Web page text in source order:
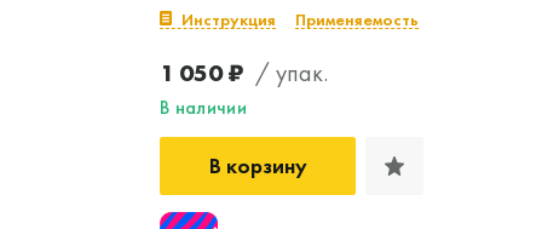
Инструкция Применяемость
1 050 ₽ / упак.
В наличии
В корзину